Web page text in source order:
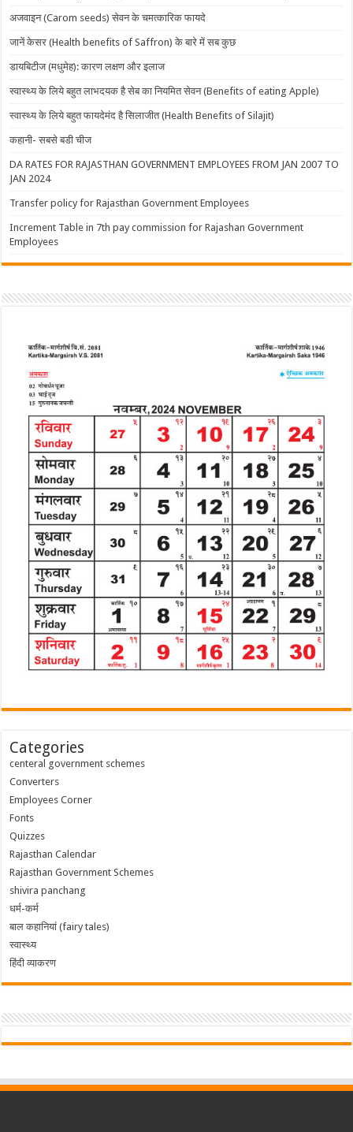
अजवाइन (Carom seeds) सेवन के चमत्कारिक फायदे
जानें केसर (Health benefits of Saffron) के बारे में सब कुछ
डायबिटीज (मधुमेह): कारण लक्षण और इलाज
स्वास्थ्य के लिये बहुत लाभदयक है सेब का नियमित सेवन (Benefits of eating Apple)
स्वास्थ्य के लिये बहुत फायदेमंद है सिलाजीत (Health Benefits of Silajit)
कहानी- सबसे बडी चीज
DA RATES FOR RAJASTHAN GOVERNMENT EMPLOYEES FROM JAN 2007 TO
JAN 2024
Transfer policy for Rajasthan Government Employees
Increment Table in 7th pay commission for Rajashan Government
Employees
Categories
centeral government schemes
Converters
Employees Corner
Fonts
Quizzes
Rajasthan Calendar
Rajasthan Government Schemes
shivira panchang
धर्म-कर्म
बाल कहानियां (fairy tales)
स्वास्थ्य
हिंदी व्याकरण